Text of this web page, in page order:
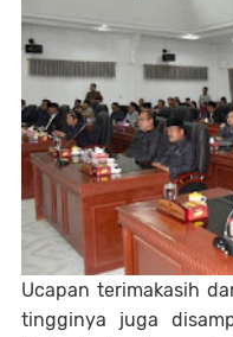
Ucapan terimakasih
tingginya juga